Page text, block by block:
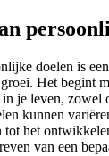
doelen is
Het begint
je leven, zowel
kunnen
tot het
van een